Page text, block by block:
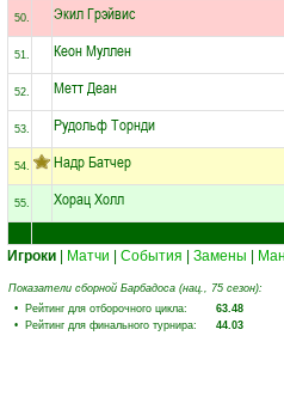
50. Экил Грэйвис
51. Кеон Муллен
52. Метт Деан
53. Рудольф Торнди
54. Надр Батчер
55. Хорац Холл
Игроки Матчи События Замены
Показатели сборной Барбадоса (нац., 75 сезон):
• Рейтинг для отборочного цикла:
63.48
• Рейтинг для финального турнира:
44.03